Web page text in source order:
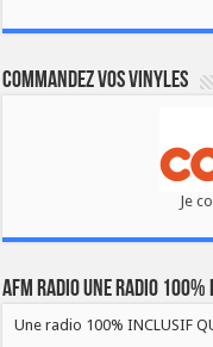
Commandez vos vinyles
Je
AFM RADIO UNE RADIO 100%
Une radio 100% INCLUSIF